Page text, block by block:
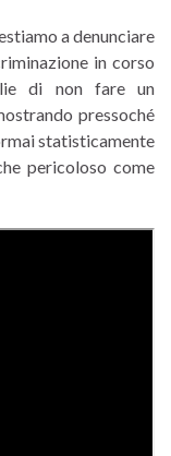
a denunciare
in corso
di non fare un
pressoché
statisticamente
pericoloso come